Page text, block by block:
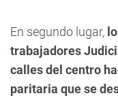
En segundo lugar,
trabajadores
calles del centro
paritaria que se